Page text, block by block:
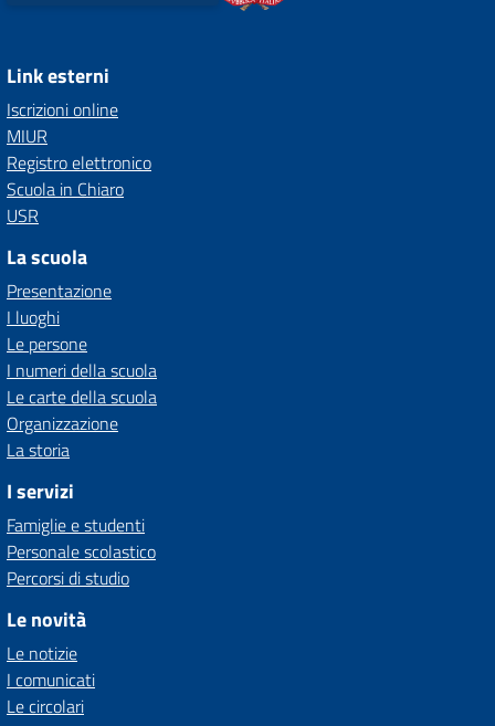
Link esterni
Iscrizioni online
MIUR
Registro elettronico
Scuola in Chiaro
USR
La scuola
Presentazione
I luoghi
Le persone
I numeri della scuola
Le carte della scuola
Organizzazione
La storia
I servizi
Famiglie e studenti
Personale scolastico
Percorsi di studio
Le novità
Le notizie
I comunicati
Le circolari